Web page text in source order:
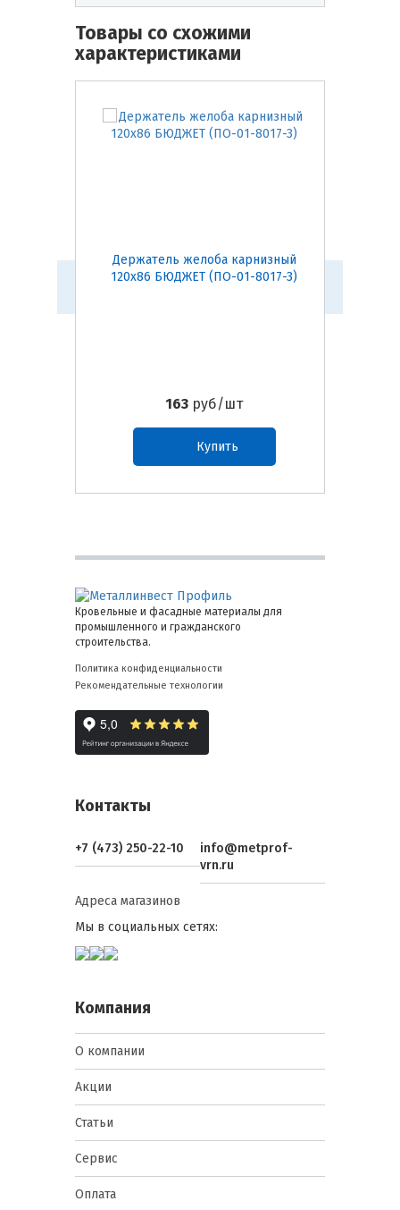
Товары со схожими
характеристиками
Держатель желоба карнизный
120х86 БЮДЖЕТ (ПО-01-8017-3)
163 руб/шт
Купить
Кровельные и фасадные материалы для
промышленного и гражданского
строительства.
Политика конфиденциальности
Рекомендательные технологии
Контакты
+7 (473) 250-22-10
info@metprof-
vrn.ru
Адреса магазинов
Мы в социальных сетях:
Компания
О компании
Акции
Статьи
Сервис
Оплата